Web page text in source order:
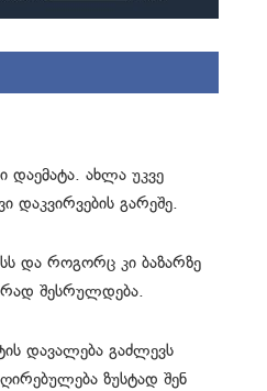
დაემატა. ახლა უკვე
დაკვირვების გარეშე.
და როგორც კი ბაზარზე
შესრულდება.
დავალება გაძლევს
ზუსტად შენ